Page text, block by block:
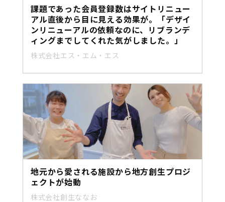
課題であった会員登録数はサイトリニュー
アル直後から目に見える効果が。「デザイ
ンリニューアルの依頼なのに、リブランデ
ィングまでしてくれた気がしました。」
株式会社エス・エム・エス
地元から愛される施設から地方創生プロジ
ェクトが始動
株式会社創生ななお